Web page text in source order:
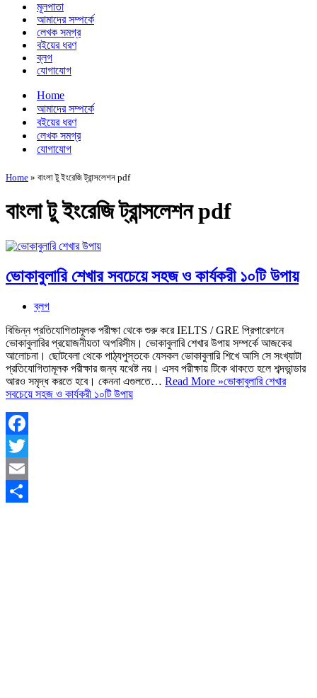
মূলপাতা
আমাদের সম্পর্কে
লেখক সমগ্র
বইয়ের ধরণ
ব্লগ
যোগাযোগ
Home
আমাদের সম্পর্কে
বইয়ের ধরণ
লেখক সমগ্র
যোগাযোগ
Home » বাংলা টু ইংরেজি ট্রান্সলেশন pdf
বাংলা টু ইংরেজি ট্রান্সলেশন pdf
ভোকাবুলারি শেখার সবচেয়ে সহজ ও কার্যকরী ১০টি উপায়
ব্লগ
বিভিন্ন প্রতিযোগিতামূলক পরীক্ষা থেকে শুরু করে IELTS / GRE প্রিপারেশনে
ভোকাবুলারির প্রয়োজনীয়তা অপরিসীম। ভোকাবুলারি শেখার উপায় সম্পর্কে আজকের
আলোচনা। ছোটবেলা থেকে পাঠ্যপুস্তকে যেসকল ভোকাবুলারি শিখে আসি সে সংখ্যাটা
প্রতিযোগিতামূলক পরীক্ষার জন্য যথেষ্ট নয়। এসব পরীক্ষায় টিকে থাকতে হলে শব্দভান্ডার
আরও সমৃদ্ধ করতে হবে। কেননা এগুলতে… Read More »ভোকাবুলারি শেখার
সবচেয়ে সহজ ও কার্যকরী ১০টি উপায়
Facebook
Twitter
Email